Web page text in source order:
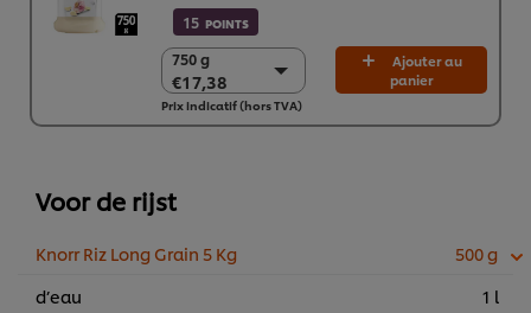
15 POINTS
750 g
€17,38
750 g
€17,38
2 x 750g
Ajouter au
panier
Prix indicatif (hors TVA)
Voor de rijst
Knorr Riz Long Grain 5 Kg
500 g
d’eau
1 l